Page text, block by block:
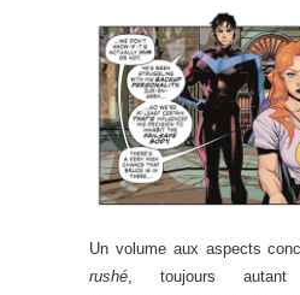
Un volume aux aspects
rushé , toujours autant